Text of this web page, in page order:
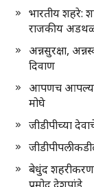
भारतीय शहरे:
राजकीय
अन्नसुरक्षा,
दिवाण
आपणच आपल्या
मोघे
जीडीपीच्या
बेधुंद